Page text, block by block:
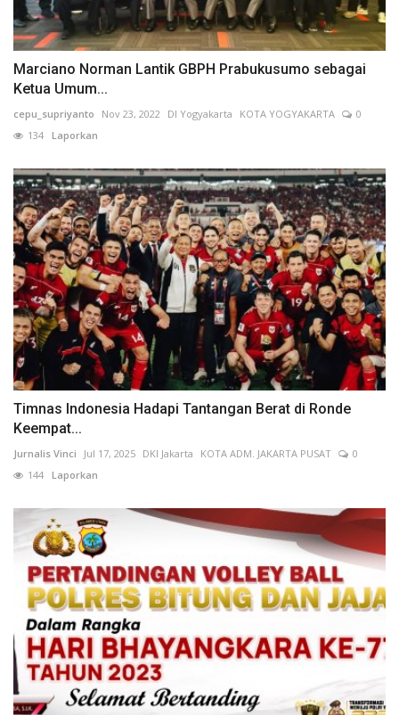
Marciano Norman Lantik GBPH Prabukusumo sebagai
Ketua Umum...
cepu_supriyanto Nov 23, 2022 DI Yogyakarta KOTA YOGYAKARTA
0
134 Laporkan
Timnas Indonesia Hadapi Tantangan Berat di Ronde
Keempat...
Jurnalis Vinci Jul 17, 2025 DKI Jakarta KOTA ADM. JAKARTA PUSAT
0
144 Laporkan